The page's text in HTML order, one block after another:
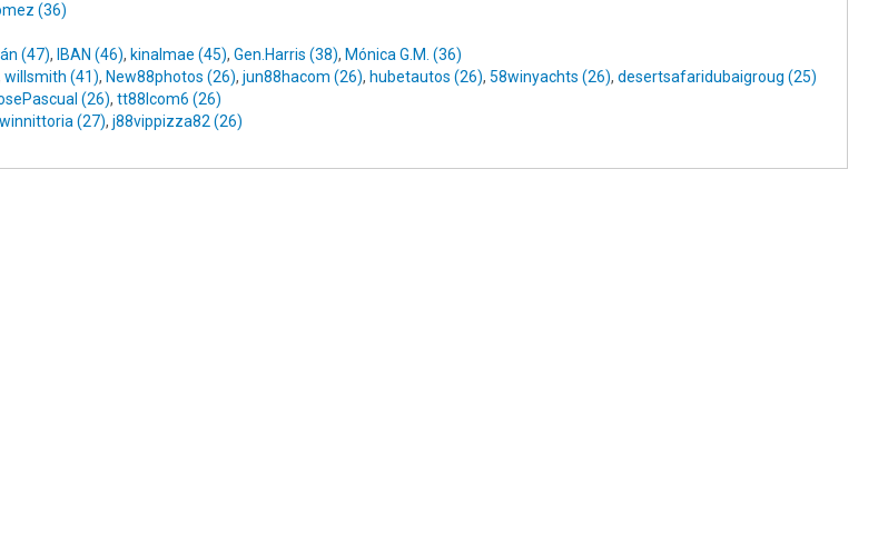
(36)
(47), IBAN (46), kinalmae (45), Gen.Harris (38), Mónica G.M. (36)
willsmith (41), New88photos (26), jun88hacom (26), hubetautos (26), 58winyachts (26), desertsafaridubaigroug (25)
(26), tt88lcom6 (26)
winnittoria (27), j88vippizza82 (26)